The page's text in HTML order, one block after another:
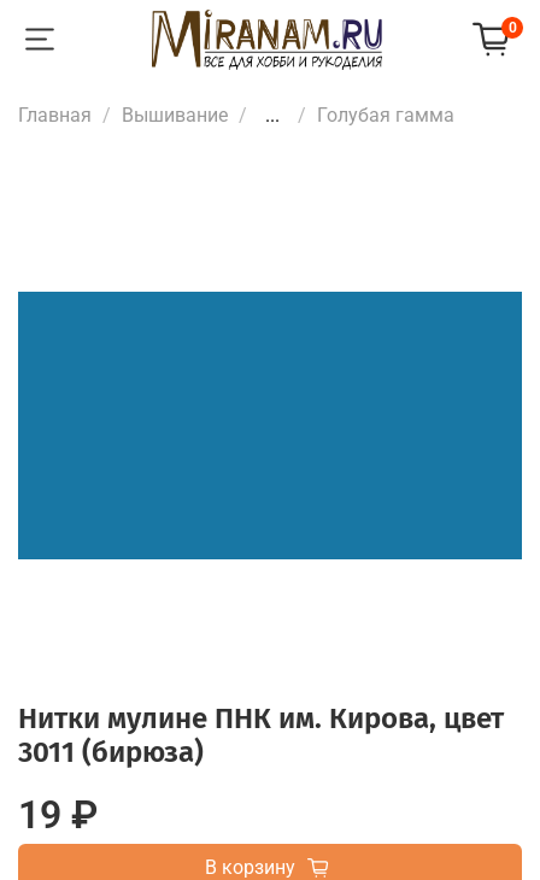
0
Главная Вышивание ... Голубая гамма
Нитки мулине ПНК им. Кирова, цвет
3011 (бирюза)
19 ₽
В корзину